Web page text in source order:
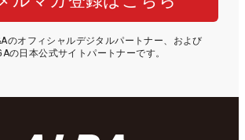
のオフィシャルデジタルパートナー、および
の日本公式サイトパートナーです。